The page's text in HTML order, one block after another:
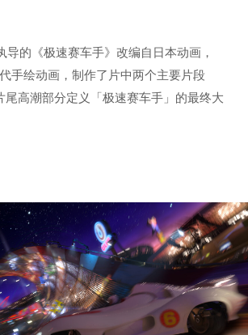
导的《极速赛车手》改编自日本动画，
手绘动画，制作了片中两个主要片段
高潮部分定义「极速赛车手」的最终大